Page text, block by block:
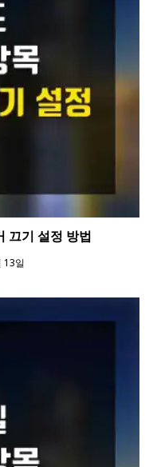
끄기 설정 방법
13일